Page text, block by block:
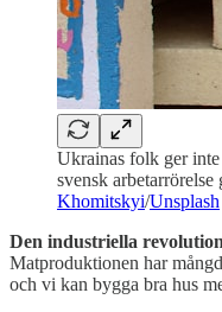
Ukrainas folk ger
svensk arbetarrörelse
Khomitskyi/Unsplash
Den industriella
Matproduktionen har
och vi kan bygga bra hus